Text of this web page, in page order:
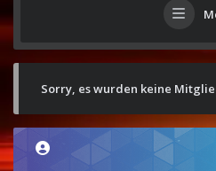
Sorry, es wurden keine